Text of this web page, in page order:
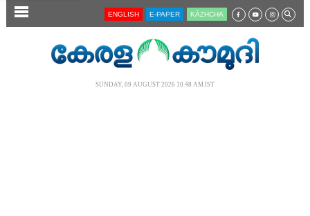
SECTIONS ENGLISH E-PAPER KĀZHCHA
SUNDAY, 09 AUGUST 2026 10.48 AM IST